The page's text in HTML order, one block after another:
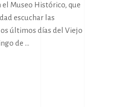
Museo Histórico, que
escuchar las
últimos días del Viejo
de